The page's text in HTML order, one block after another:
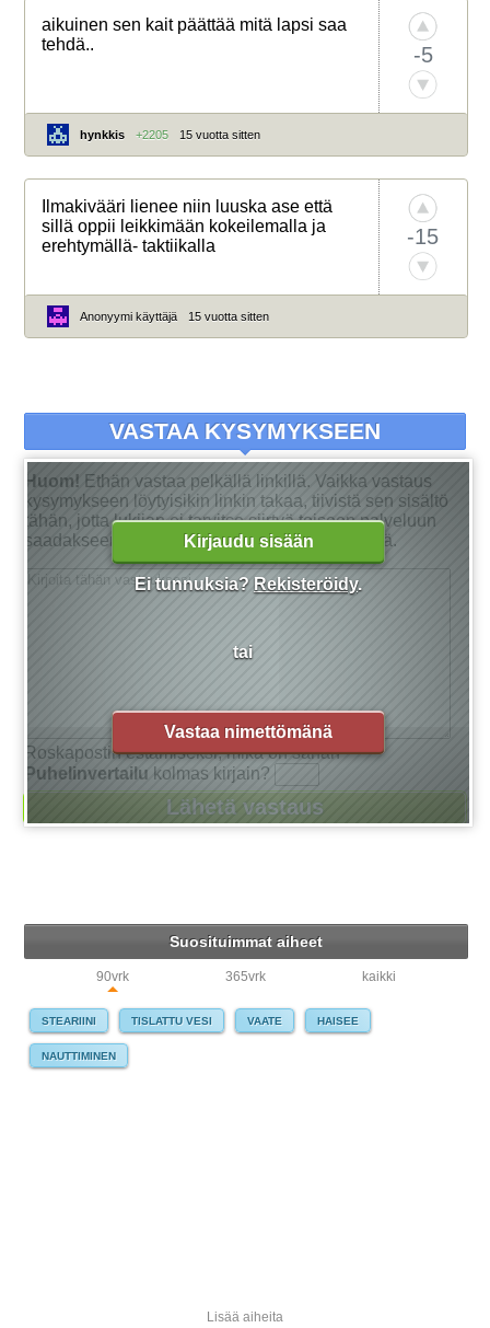
aikuinen sen kait päättää mitä lapsi saa
tehdä..
-5
hynkkis +2205 15 vuotta sitten
Ilmakivääri lienee niin luuska ase että
sillä oppii leikkimään kokeilemalla ja
erehtymällä- taktiikalla
-15
Anonyymi käyttäjä 15 vuotta sitten
Kirjaudu sisään
Ei tunnuksia? Rekisteröidy.
tai
Vastaa nimettömänä
VASTAA KYSYMYKSEEN
Huom! Ethän vastaa pelkällä linkillä. Vaikka vastaus
kysymykseen löytyisikin linkin takaa, tiivistä sen sisältö
tähän, jotta lukijan ei tarvitse siirtyä toiseen palveluun
saadakseen tarkan vastauksen kysymykseensä.
Roskapostin estämiseksi, mikä on sanan
Puhelinvertailu kolmas kirjain?
Suosituimmat aiheet
90vrk 365vrk kaikki
STEARIINI TISLATTU VESI VAATE HAISEE
NAUTTIMINEN
Lisää aiheita